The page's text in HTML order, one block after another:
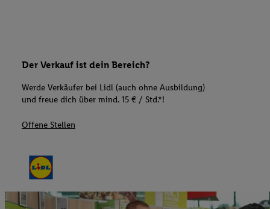
Der Verkauf ist dein Bereich?
Werde Verkäufer bei Lidl (auch ohne Ausbildung)
und freue dich über mind. 15 € / Std.*!
Offene Stellen